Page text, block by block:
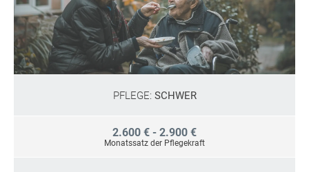
PFLEGE: SCHWER
2.600 € - 2.900 €
Monatssatz der Pflegekraft